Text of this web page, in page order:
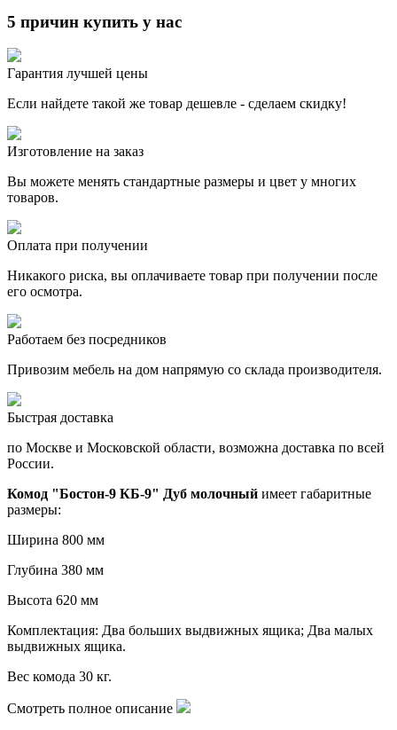
5 причин купить у нас
Гарантия лучшей цены
Если найдете такой же товар дешевле - сделаем скидку!
Изготовление на заказ
Вы можете менять стандартные размеры и цвет у многих
товаров.
Оплата при получении
Никакого риска, вы оплачиваете товар при получении после
его осмотра.
Работаем без посредников
Привозим мебель на дом напрямую со склада производителя.
Быстрая доставка
по Москве и Московской области, возможна доставка по всей
России.
Комод "Бостон-9 КБ-9" Дуб молочный имеет габаритные
размеры:
Ширина 800 мм
Глубина 380 мм
Высота 620 мм
Комплектация: Два больших выдвижных ящика; Два малых
выдвижных ящика.
Вес комода 30 кг.
Смотреть полное описание